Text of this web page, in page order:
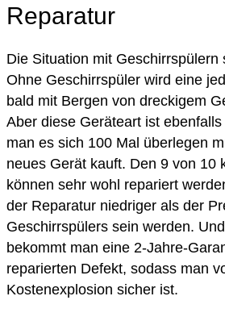
Reparatur
Die Situation mit Geschirrspülern
Ohne Geschirrspüler wird eine
bald mit Bergen von dreckigem
Aber diese Geräteart ist
man es sich 100 Mal überlegen
neues Gerät kauft. Den 9 von 10
können sehr wohl repariert
der Reparatur niedriger als der
Geschirrspülers sein werden.
bekommt man eine 2-Jahre-
reparierten Defekt, sodass man
Kostenexplosion sicher ist.